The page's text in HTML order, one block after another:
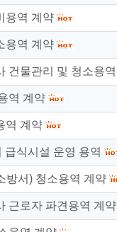
용역 계약
용역 계약
건물관리 및 청소용역
역 계약
역 계약
급식시설 운영 용역
방서) 청소용역 계약
근로자 파견용역 계약